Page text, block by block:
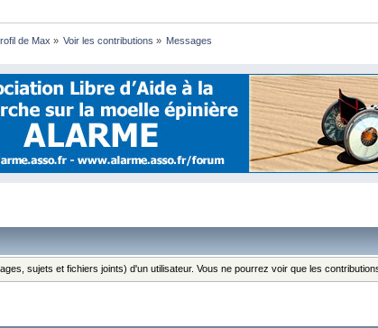
de Max » Voir les contributions » Messages
sujets et fichiers joints) d'un utilisateur. Vous ne pourrez voir que les